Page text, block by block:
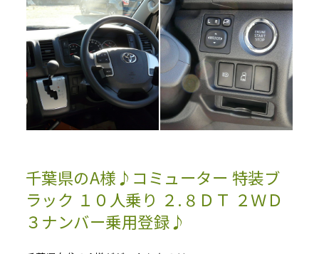
千葉県のA様♪コミューター 特装ブ
ラック １０人乗り ２.８ＤＴ ２ＷＤ
３ナンバー乗用登録♪